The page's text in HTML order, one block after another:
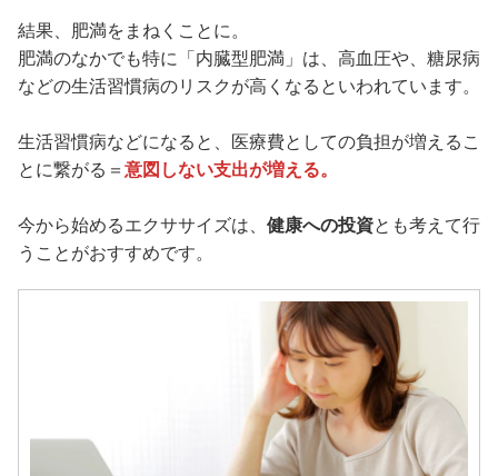
結果、肥満をまねくことに。
肥満のなかでも特に「内臓型肥満」は、高血圧や、糖尿病
などの生活習慣病のリスクが高くなるといわれています。
生活習慣病などになると、医療費としての負担が増えるこ
とに繋がる＝ 意図しない支出が増える。
今から始めるエクササイズは、 健康への投資とも考えて行
うことがおすすめです。